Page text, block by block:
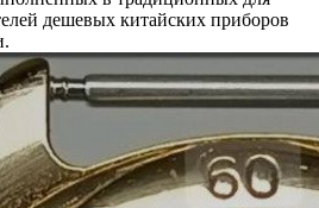
дешевых китайских приборов